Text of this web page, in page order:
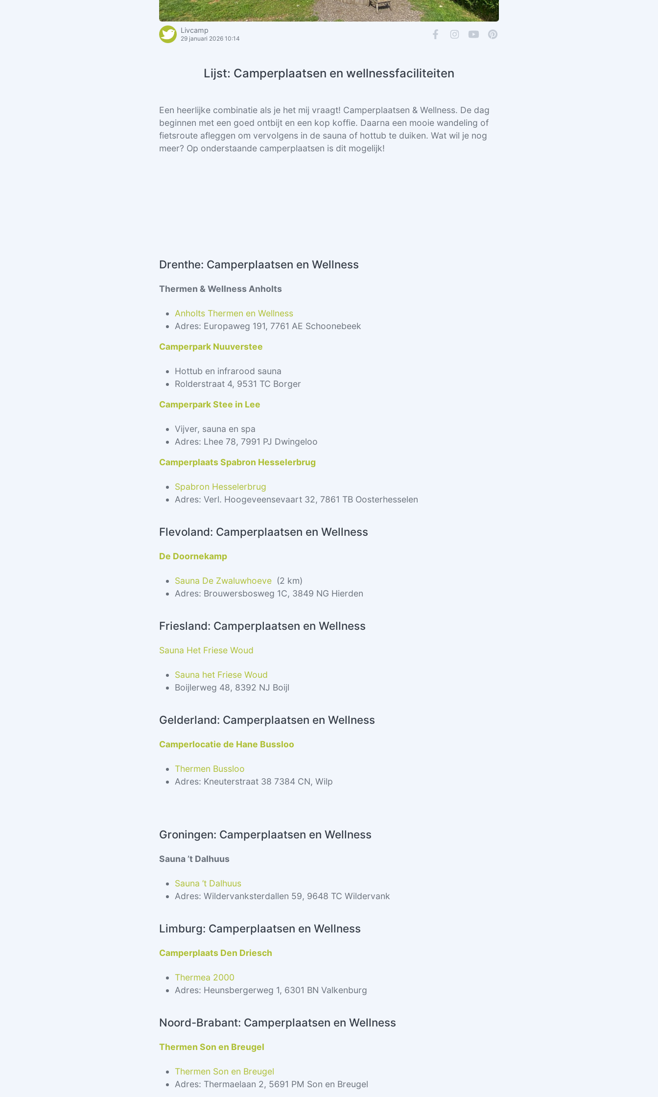
Livcamp
29 januari 2026 10:14
Lijst: Camperplaatsen en wellnessfaciliteiten
Een heerlijke combinatie als je het mij vraagt! Camperplaatsen & Wellness. De dag
beginnen met een goed ontbijt en een kop koffie. Daarna een mooie wandeling of
fietsroute afleggen om vervolgens in de sauna of hottub te duiken. Wat wil je nog
meer? Op onderstaande camperplaatsen is dit mogelijk!
Drenthe: Camperplaatsen en Wellness
Thermen & Wellness Anholts
Anholts Thermen en Wellness
Adres: Europaweg 191, 7761 AE Schoonebeek
Camperpark Nuuverstee
Hottub en infrarood sauna
Rolderstraat 4, 9531 TC Borger
Camperpark Stee in Lee
Vijver, sauna en spa
Adres: Lhee 78, 7991 PJ Dwingeloo
Camperplaats Spabron Hesselerbrug
Spabron Hesselerbrug
Adres: Verl. Hoogeveensevaart 32, 7861 TB Oosterhesselen
Flevoland: Camperplaatsen en Wellness
De Doornekamp
Sauna De Zwaluwhoeve (2 km)
Adres: Brouwersbosweg 1C, 3849 NG Hierden
Friesland: Camperplaatsen en Wellness
Sauna Het Friese Woud
Sauna het Friese Woud
Boijlerweg 48, 8392 NJ Boijl
Gelderland: Camperplaatsen en Wellness
Camperlocatie de Hane Bussloo
Thermen Bussloo
Adres: Kneuterstraat 38 7384 CN, Wilp
Groningen: Camperplaatsen en Wellness
Sauna ’t Dalhuus
Sauna ’t Dalhuus
Adres: Wildervanksterdallen 59, 9648 TC Wildervank
Limburg: Camperplaatsen en Wellness
Camperplaats Den Driesch
Thermea 2000
Adres: Heunsbergerweg 1, 6301 BN Valkenburg
Noord-Brabant: Camperplaatsen en Wellness
Thermen Son en Breugel
Thermen Son en Breugel
Adres: Thermaelaan 2, 5691 PM Son en Breugel